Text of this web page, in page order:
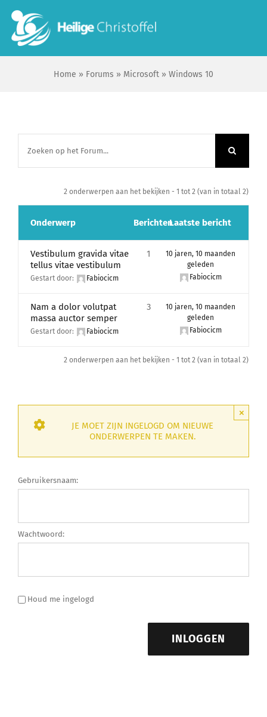
Skip
content
Ik zoek …
Home » Forums » Microsoft » Windows 10
2 onderwerpen aan het bekijken - 1 tot 2 (van in totaal 2)
Onderwerp BerichtenLaatste bericht
Vestibulum gravida vitae
tellus vitae vestibulum
Gestart door: Fabiocicm
1
10 jaren, 10 maanden
geleden
Fabiocicm
Nam a dolor volutpat
massa auctor semper
Gestart door: Fabiocicm
3
10 jaren, 10 maanden
geleden
Fabiocicm
2 onderwerpen aan het bekijken - 1 tot 2 (van in totaal 2)
×
JE MOET ZIJN INGELOGD OM NIEUWE
ONDERWERPEN TE MAKEN.
Gebruikersnaam:
Wachtwoord:
Houd me ingelogd
INLOGGEN